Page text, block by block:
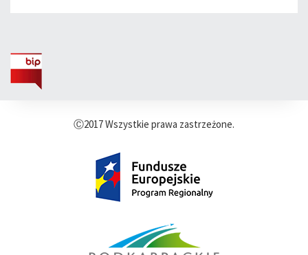
Ⓒ2017 Wszystkie prawa zastrzeżone.